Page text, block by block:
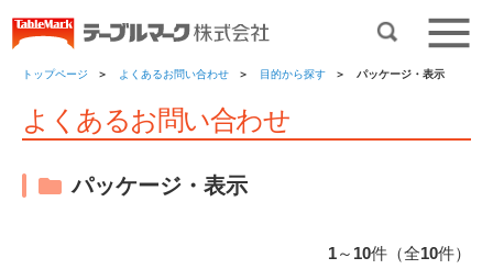
トップページ よくあるお問い合わせ 目的から探す パッケージ・表示
よくあるお問い合わせ
パッケージ・表示
1～ 10件（全10件）